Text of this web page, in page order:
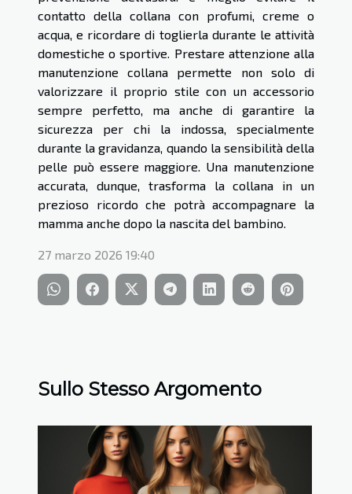
contatto della collana con profumi, creme o
acqua, e ricordare di toglierla durante le attività
domestiche o sportive. Prestare attenzione alla
manutenzione collana permette non solo di
valorizzare il proprio stile con un accessorio
sempre perfetto, ma anche di garantire la
sicurezza per chi la indossa, specialmente
durante la gravidanza, quando la sensibilità della
pelle può essere maggiore. Una manutenzione
accurata, dunque, trasforma la collana in un
prezioso ricordo che potrà accompagnare la
mamma anche dopo la nascita del bambino.
27 marzo 2026 19:40
Sullo Stesso Argomento